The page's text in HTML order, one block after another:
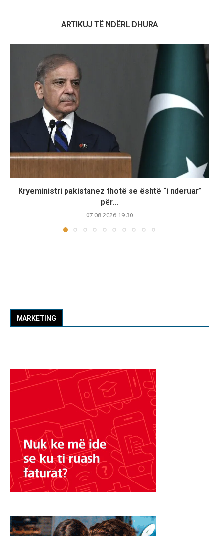
ARTIKUJ TË NDËRLIDHURA
Kryeministri pakistanez thotë se është “i nderuar”
për...
07.08.2026 19:30
MARKETING